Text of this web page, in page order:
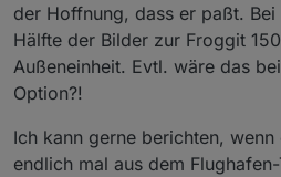
der Hoffnung, dass er paßt.
Hälfte der Bilder zur Froggit
Außeneinheit. Evtl. wäre das
Option?!
Ich kann gerne berichten, wenn
endlich mal aus dem